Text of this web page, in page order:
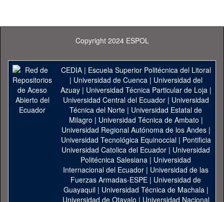
Copyright 2024 ESPOL
CEDIA| Escuela Superior Politécnica del Litoral
| Universidad de Cuenca| Universidad del
Azuay| Universidad Técnica Particular de Loja|
Universidad Central del Ecuador| Universidad
Técnica del Norte | Universidad Estatal de
Milagro | Universidad Técnica de Ambato |
Universidad Regional Autónoma de los Andes|
Universidad Tecnológica Equinoccial| Pontificia
Universidad Catolica del Ecuador | Universidad
Politécnica Salesiana | Universidad
Internacional del Ecuador | Universidad de las
Fuerzas Armadas-ESPE | Universidad de
Guayaquil| Universidad Técnica de Machala|
Universidad de Otavalo | Universidad Nacional